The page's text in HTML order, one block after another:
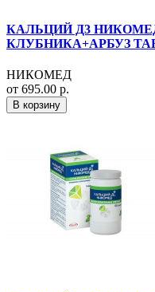
КАЛЬЦИЙ Д3 НИКОМЕД
КЛУБНИКА+АРБУЗ
НИКОМЕД
от 695.00 р.
В корзину